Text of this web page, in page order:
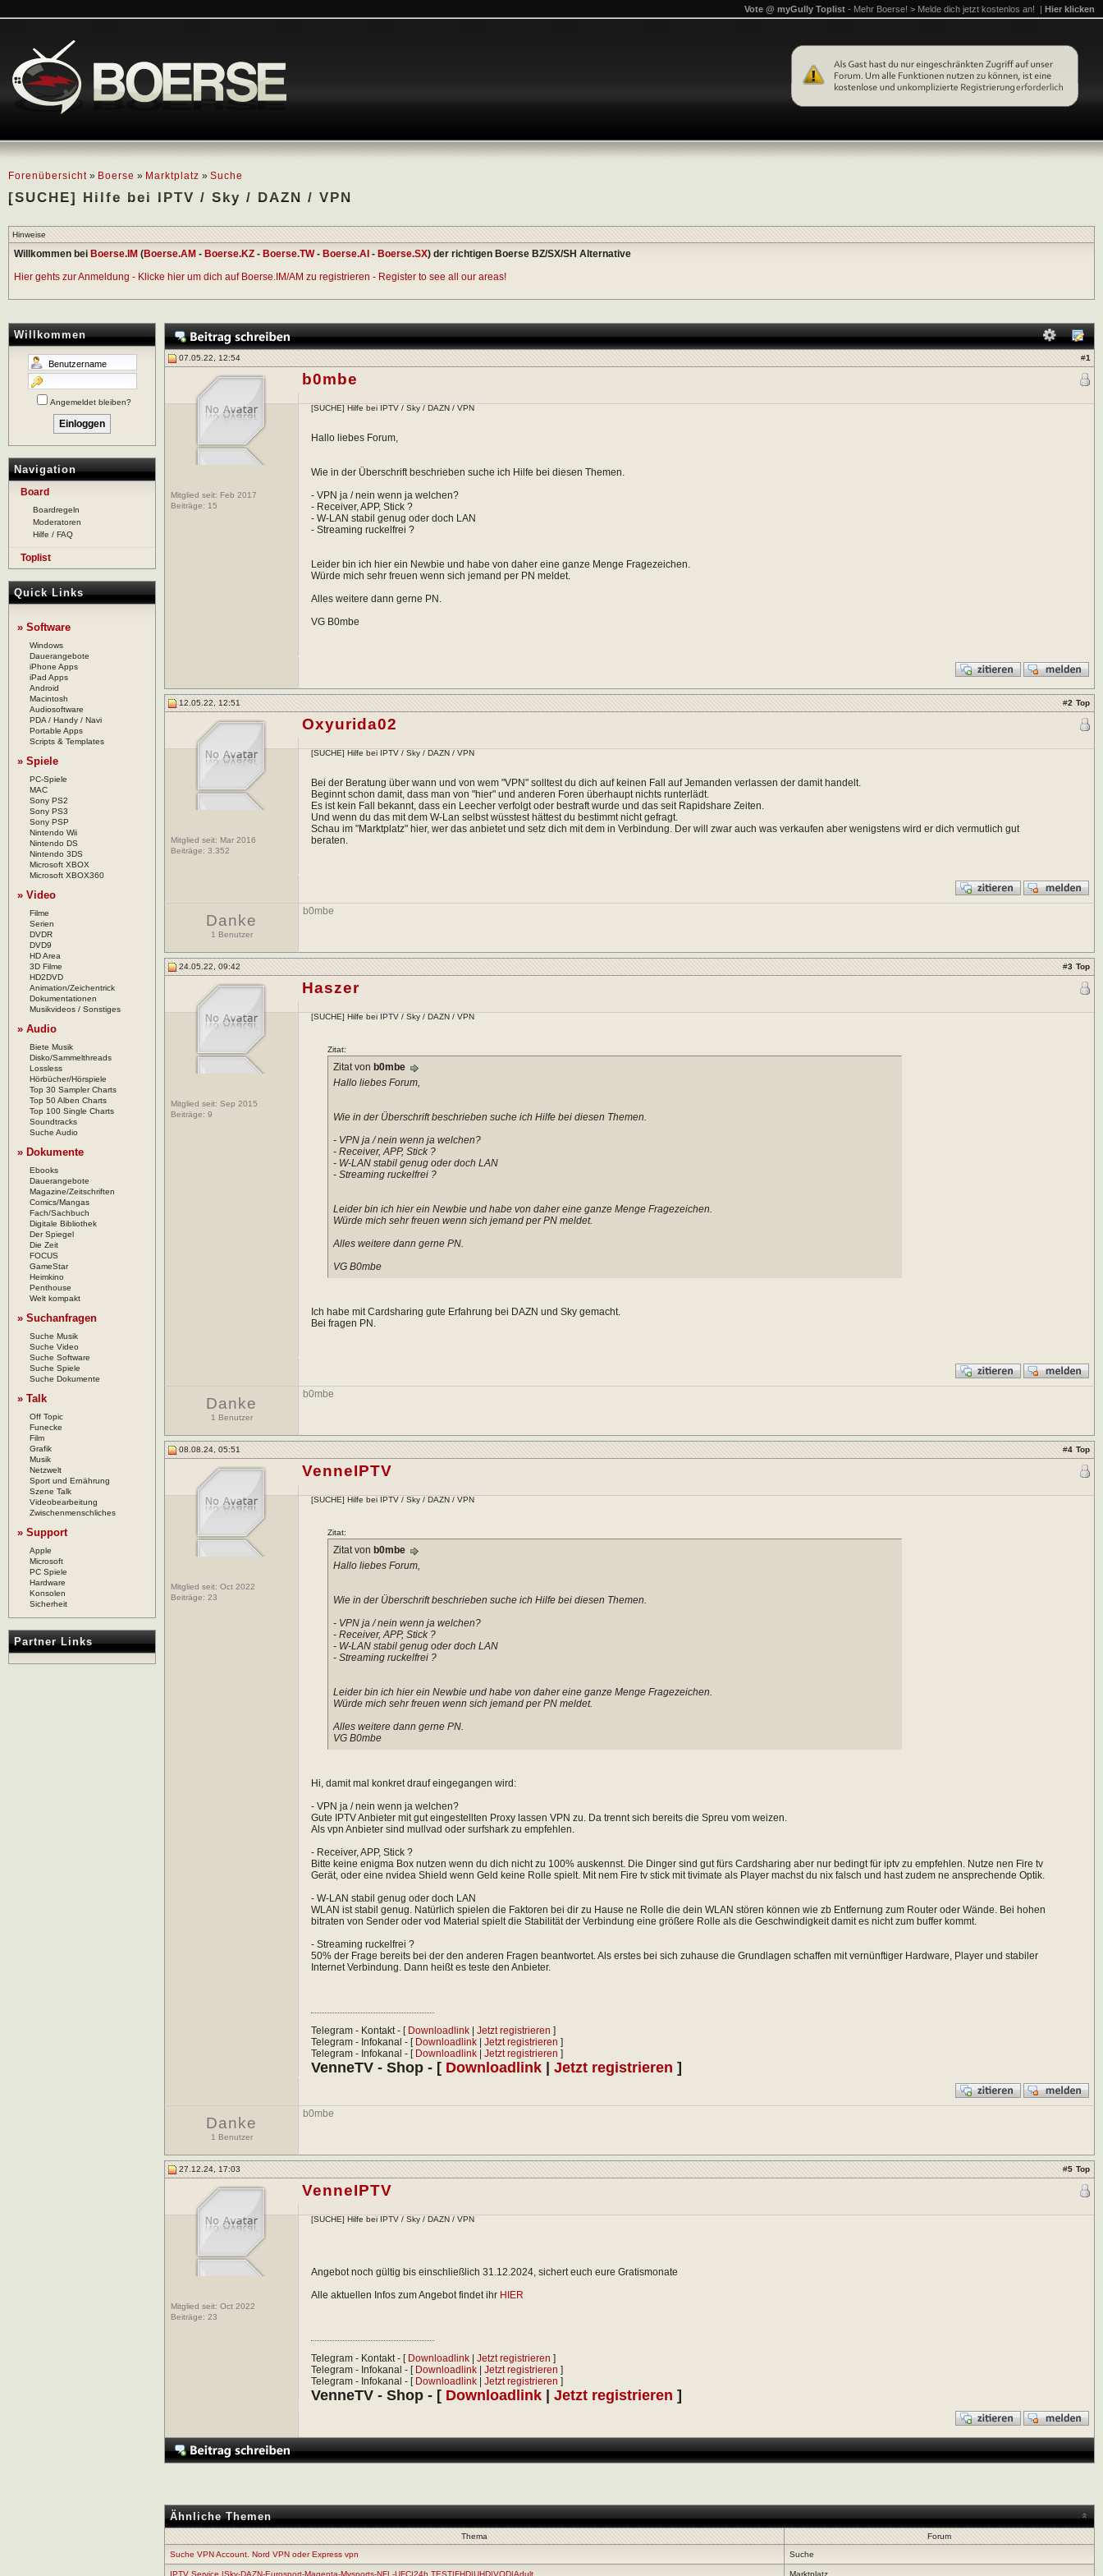
Forenübersicht » Boerse » Marktplatz » Suche
[SUCHE] Hilfe bei IPTV / Sky / DAZN / VPN
Vote @ myGully Toplist - Mehr Boerse! > Melde dich jetzt kostenlos an! | Hier klicken
Hinweise
Willkommen bei Boerse.IM (Boerse.AM - Boerse.KZ - Boerse.TW- Boerse.AI - Boerse.SX) der richtigen Boerse BZ/SX/SH Alternative
Hier gehts zur Anmeldung - Klicke hier um dich auf Boerse.IM/AM zu registrieren - Register to see all our areas!
Willkommen
Angemeldet bleiben?
Navigation
Board
Boardregeln
Moderatoren
Hilfe / FAQ
Toplist
Quick Links
» Software
Windows
Dauerangebote
iPhone Apps
iPad Apps
Android
Macintosh
Audiosoftware
PDA / Handy / Navi
Portable Apps
Scripts & Templates
» Spiele
PC-Spiele
MAC
Sony PS2
Sony PS3
Sony PSP
Nintendo Wii
Nintendo DS
Nintendo 3DS
Microsoft XBOX
Microsoft XBOX360
» Video
Filme
Serien
DVDR
DVD9
HD Area
3D Filme
HD2DVD
Animation/Zeichentrick
Dokumentationen
Musikvideos / Sonstiges
» Audio
Biete Musik
Disko/Sammelthreads
Lossless
Hörbücher/Hörspiele
Top 30 Sampler Charts
Top 50 Alben Charts
Top 100 Single Charts
Soundtracks
Suche Audio
» Dokumente
Ebooks
Dauerangebote
Magazine/Zeitschriften
Comics/Mangas
Fach/Sachbuch
Digitale Bibliothek
Der Spiegel
Die Zeit
FOCUS
GameStar
Heimkino
Penthouse
Welt kompakt
» Suchanfragen
Suche Musik
Suche Video
Suche Software
Suche Spiele
Suche Dokumente
» Talk
Off Topic
Funecke
Film
Grafik
Musik
Netzwelt
Sport und Ernährung
Szene Talk
Videobearbeitung
Zwischenmenschliches
» Support
Apple
Microsoft
PC Spiele
Hardware
Konsolen
Sicherheit
Partner Links
07.05.22, 12:54 #1
Mitglied seit: Feb 2017
Beiträge: 15
b0mbe
[SUCHE] Hilfe bei IPTV / Sky / DAZN / VPN
Hallo liebes Forum,
Wie in der Überschrift beschrieben suche ich Hilfe bei diesen Themen.
- VPN ja / nein wenn ja welchen?
- Receiver, APP, Stick ?
- W-LAN stabil genug oder doch LAN
- Streaming ruckelfrei ?
Leider bin ich hier ein Newbie und habe von daher eine ganze Menge Fragezeichen.
Würde mich sehr freuen wenn sich jemand per PN meldet.
Alles weitere dann gerne PN.
VG B0mbe
12.05.22, 12:51 #2 Top
Mitglied seit: Mar 2016
Beiträge: 3.352
Oxyurida02
[SUCHE] Hilfe bei IPTV / Sky / DAZN / VPN
Bei der Beratung über wann und von wem "VPN" solltest du dich auf keinen Fall auf Jemanden verlassen der damit handelt.
Beginnt schon damit, dass man von "hier" und anderen Foren überhaupt nichts runterlädt.
Es ist kein Fall bekannt, dass ein Leecher verfolgt oder bestraft wurde und das seit Rapidshare Zeiten.
Und wenn du das mit dem W-Lan selbst wüsstest hättest du bestimmt nicht gefragt.
Schau im "Marktplatz" hier, wer das anbietet und setz dich mit dem in Verbindung. Der will zwar auch was verkaufen aber wenigstens wird er dich vermutlich gut
beraten.
Danke
1 Benutzer
b0mbe
24.05.22, 09:42 #3 Top
Mitglied seit: Sep 2015
Beiträge: 9
Haszer
[SUCHE] Hilfe bei IPTV / Sky / DAZN / VPN
Zitat:
Zitat von b0mbe
Hallo liebes Forum,
Wie in der Überschrift beschrieben suche ich Hilfe bei diesen Themen.
- VPN ja / nein wenn ja welchen?
- Receiver, APP, Stick ?
- W-LAN stabil genug oder doch LAN
- Streaming ruckelfrei ?
Leider bin ich hier ein Newbie und habe von daher eine ganze Menge Fragezeichen.
Würde mich sehr freuen wenn sich jemand per PN meldet.
Alles weitere dann gerne PN.
VG B0mbe
Ich habe mit Cardsharing gute Erfahrung bei DAZN und Sky gemacht.
Bei fragen PN.
Danke
1 Benutzer
b0mbe
08.08.24, 05:51 #4 Top
Mitglied seit: Oct 2022
Beiträge: 23
VenneIPTV
[SUCHE] Hilfe bei IPTV / Sky / DAZN / VPN
Zitat:
Zitat von b0mbe
Hallo liebes Forum,
Wie in der Überschrift beschrieben suche ich Hilfe bei diesen Themen.
- VPN ja / nein wenn ja welchen?
- Receiver, APP, Stick ?
- W-LAN stabil genug oder doch LAN
- Streaming ruckelfrei ?
Leider bin ich hier ein Newbie und habe von daher eine ganze Menge Fragezeichen.
Würde mich sehr freuen wenn sich jemand per PN meldet.
Alles weitere dann gerne PN.
VG B0mbe
Hi, damit mal konkret drauf eingegangen wird:
- VPN ja / nein wenn ja welchen?
Gute IPTV Anbieter mit gut eingestellten Proxy lassen VPN zu. Da trennt sich bereits die Spreu vom weizen.
Als vpn Anbieter sind mullvad oder surfshark zu empfehlen.
- Receiver, APP, Stick ?
Bitte keine enigma Box nutzen wenn du dich nicht zu 100% auskennst. Die Dinger sind gut fürs Cardsharing aber nur bedingt für iptv zu empfehlen. Nutze nen Fire tv
Gerät, oder eine nvidea Shield wenn Geld keine Rolle spielt. Mit nem Fire tv stick mit tivimate als Player machst du nix falsch und hast zudem ne ansprechende Optik.
- W-LAN stabil genug oder doch LAN
WLAN ist stabil genug. Natürlich spielen die Faktoren bei dir zu Hause ne Rolle die dein WLAN stören können wie zb Entfernung zum Router oder Wände. Bei hohen
bitraten von Sender oder vod Material spielt die Stabilität der Verbindung eine größere Rolle als die Geschwindigkeit damit es nicht zum buffer kommt.
- Streaming ruckelfrei ?
50% der Frage bereits bei der den anderen Fragen beantwortet. Als erstes bei sich zuhause die Grundlagen schaffen mit vernünftiger Hardware, Player und stabiler
Internet Verbindung. Dann heißt es teste den Anbieter.
Telegram - Kontakt - [ Downloadlink Jetzt registrieren ]
Telegram - Infokanal - [ Downloadlink Jetzt registrieren ]
Telegram - Infokanal - [ Downloadlink Jetzt registrieren ]
VenneTV - Shop - [ Downloadlink Jetzt registrieren ]
Danke
1 Benutzer
b0mbe
27.12.24, 17:03 #5 Top
Mitglied seit: Oct 2022
Beiträge: 23
VenneIPTV
[SUCHE] Hilfe bei IPTV / Sky / DAZN / VPN
Angebot noch gültig bis einschließlich 31.12.2024, sichert euch eure Gratismonate
Alle aktuellen Infos zum Angebot findet ihr HIER
Telegram - Kontakt - [ Downloadlink Jetzt registrieren ]
Telegram - Infokanal - [ Downloadlink Jetzt registrieren ]
Telegram - Infokanal - [ Downloadlink Jetzt registrieren ]
VenneTV - Shop - [ Downloadlink Jetzt registrieren ]
Ähnliche Themen
Thema
Forum
Suche VPN Account. Nord VPN oder Express vpn
Suche